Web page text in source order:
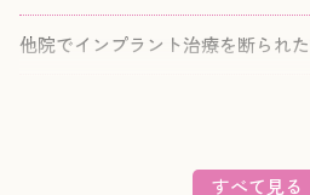
他院でインプラント治療を断られ
すべて見る